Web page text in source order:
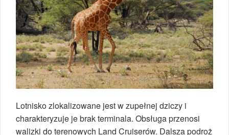
Lotnisko zlokalizowane jest w zupełnej dziczy i
charakteryzuje je brak terminala. Obsługa przenosi
walizki do terenowych Land Cruiserów. Dalsza podroż